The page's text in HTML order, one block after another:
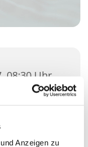
Anzeigen zu
08:30 Uhr